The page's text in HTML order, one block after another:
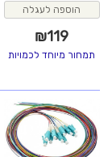
הוספה לעגלה
₪119
תמחור מיוחד לכמויות